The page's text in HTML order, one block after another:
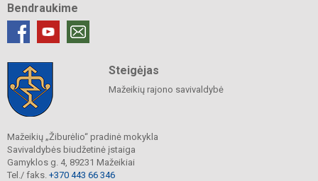
Bendraukime
Steigėjas
Mažeikių rajono savivaldybė
Mažeikių „Žiburėlio“ pradinė mokykla
Savivaldybės biudžetinė įstaiga
Gamyklos g. 4, 89231 Mažeikiai
Tel./ faks. +370 443 66 346